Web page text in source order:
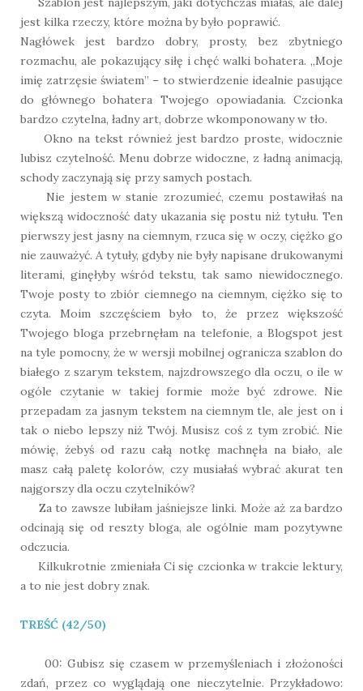
jest kilka rzeczy, które można by było poprawić.
Nagłówek jest bardzo dobry, prosty, bez zbytniego
rozmachu, ale pokazujący siłę i chęć walki bohatera. „Moje
imię zatrzęsie światem” – to stwierdzenie idealnie pasujące
do głównego bohatera Twojego opowiadania. Czcionka
bardzo czytelna, ładny art, dobrze wkomponowany w tło.
Okno na tekst również jest bardzo proste, widocznie
lubisz czytelność. Menu dobrze widoczne, z ładną animacją,
schody zaczynają się przy samych postach.
Nie jestem w stanie zrozumieć, czemu postawiłaś na
większą widoczność daty ukazania się postu niż tytułu. Ten
pierwszy jest jasny na ciemnym, rzuca się w oczy, ciężko go
nie zauważyć. A tytuły, gdyby nie były napisane drukowanymi
literami, ginęłyby wśród tekstu, tak samo niewidocznego.
Twoje posty to zbiór ciemnego na ciemnym, ciężko się to
czyta. Moim szczęściem było to, że przez większość
Twojego bloga przebrnęłam na telefonie, a Blogspot jest
na tyle pomocny, że w wersji mobilnej ogranicza szablon do
białego z szarym tekstem, najzdrowszego dla oczu, o ile w
ogóle czytanie w takiej formie może być zdrowe. Nie
przepadam za jasnym tekstem na ciemnym tle, ale jest on i
tak o niebo lepszy niż Twój. Musisz coś z tym zrobić. Nie
mówię, żebyś od razu całą notkę machnęła na biało, ale
masz całą paletę kolorów, czy musiałaś wybrać akurat ten
najgorszy dla oczu czytelników?
Za to zawsze lubiłam jaśniejsze linki. Może aż za bardzo
odcinają się od reszty bloga, ale ogólnie mam pozytywne
odczucia.
Kilkukrotnie zmieniała Ci się czcionka w trakcie lektury,
a to nie jest dobry znak.
TREŚĆ (42/50)
00: Gubisz się czasem w przemyśleniach i złożoności
zdań, przez co wyglądają one nieczytelnie. Przykładowo: